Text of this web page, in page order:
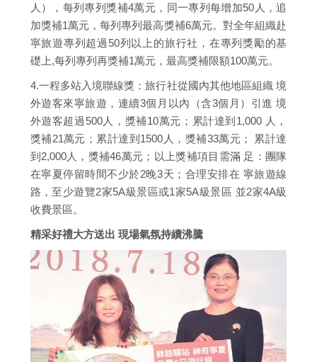
人），每列專列獎補4萬元，同一專列每增加50人，追
加獎補1萬元，每列專列最高獎補6萬元。對全年組織赴
寧旅遊專列超過50列以上的旅行社，在專列獎勵的基
礎上,每列專列再獎補1萬元，最高獎補限額100萬元。
4.一程多站入境聯線獎：旅行社從國內其他地區組織 境
外遊客來寧旅遊，連續3個月以內（含3個月）引進 境
外遊客超過500人，獎補10萬元；累計達到1,000 人，
獎補21萬元；累計達到1500人，獎補33萬元； 累計達
到2,000人，獎補46萬元；以上獎補項目需滿 足：團隊
在寧夏停留時間不少於2晚3天；合理安排在 寧旅遊線
路，至少遊覽2家5A級景區或1家5A級景區 並2家4A級
收費景區。
精采好禮大方送出 現場氣氛持續沸騰